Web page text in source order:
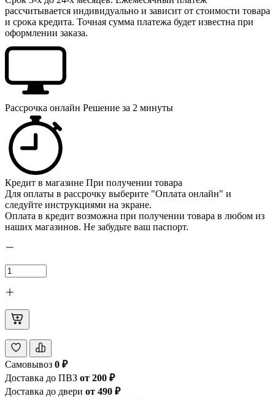
рассчитывается индивидуально и зависит от стоимости товара
и срока кредита. Точная сумма платежа будет известна при
оформлении заказа.
Рассрочка онлайн Решение за 2 минуты
Кредит в магазине При получении товара
Для оплаты в рассрочку выберите "Оплата онлайн" и
следуйте инструкциями на экране.
Оплата в кредит возможна при получении товара в любом из
наших магазинов. Не забудьте ваш паспорт.
Самовывоз 0 ₽
Доставка до ПВЗ от 200 ₽
Доставка до двери от 490 ₽